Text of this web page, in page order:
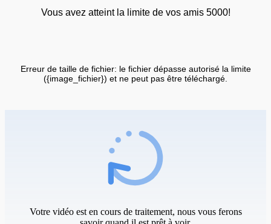
Vous avez atteint la limite de vos amis 5000!
Erreur de taille de fichier: le fichier dépasse autorisé la limite
({image_fichier}) et ne peut pas être téléchargé.
Votre vidéo est en cours de traitement, nous vous ferons